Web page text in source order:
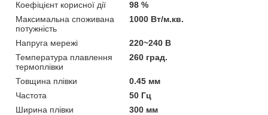
Коефіцієнт корисної дії
98 %
Максимальна споживана
потужність
1000 Вт/м.кв.
Напруга мережі
220~240 В
Температура плавлення
термоплівки
260 град.
Товщина плівки
0.45 мм
Частота
50 Гц
Ширина плівки
300 мм